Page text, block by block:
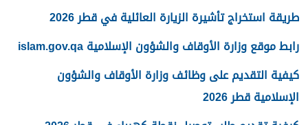
طريقة استخراج تأشيرة الزيارة العائلية في قطر 2026
رابط موقع وزارة الأوقاف والشؤون الإسلامية islam.gov.qa
كيفية التقديم على وظائف وزارة الأوقاف والشؤون
الإسلامية قطر 2026